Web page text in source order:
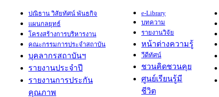
ปณิธาน วิสัยทัศน์ พันธกิจ
แผนกลยุทธ์
โครงสร้างการบริหารงาน
คณะกรรมการประจำสถาบัน
บุคลากรสถาบันฯ
รายงานประจำปี
รายงานการประกัน
คุณภาพ
e-Library
บทความ
รายงานวิจัย
หน้าต่างความรู้
วีดีทัศน์
ชวนคิดชวนคุย
ศูนย์เรียนรู้มี
ชีวิต